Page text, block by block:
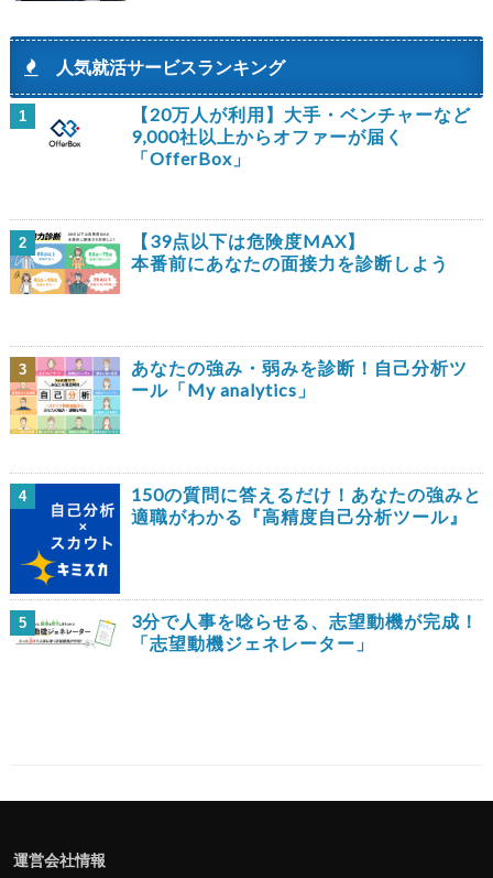
人気就活サービスランキング
1
【20万人が利用】大手・ベンチャーなど
9,000社以上からオファーが届く
「OfferBox」
2
【39点以下は危険度MAX】
本番前にあなたの面接力を診断しよう
3
あなたの強み・弱みを診断！自己分析ツ
ール「My analytics」
4
150の質問に答えるだけ！あなたの強みと
適職がわかる『高精度自己分析ツール』
5
3分で人事を唸らせる、志望動機が完成！
「志望動機ジェネレーター」
運営会社情報